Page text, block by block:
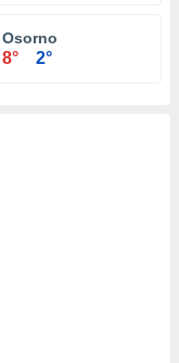
Osorno
8° 2°